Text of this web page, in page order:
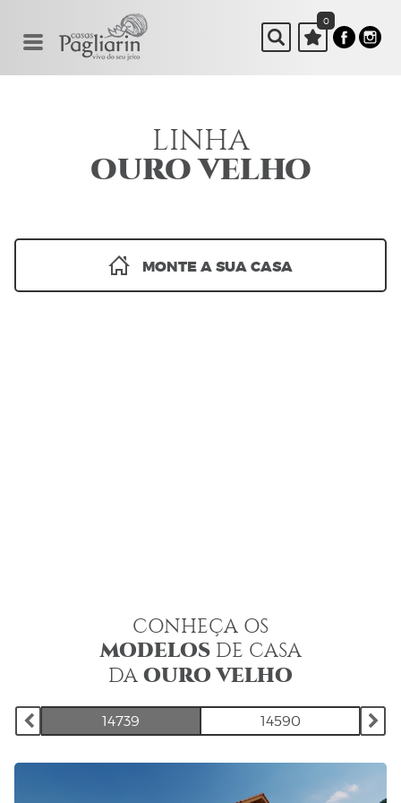
0
LINHA
OURO VELHO
MONTE A SUA CASA
CONHEÇA OS
MODELOSDE CASA
DA OURO VELHO
14739 14590